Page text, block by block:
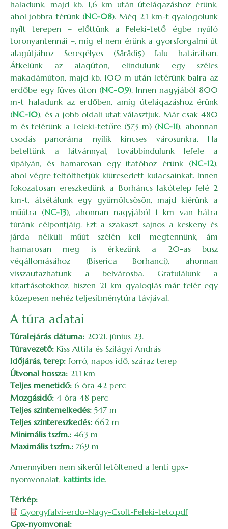
haladunk, majd kb. 1,6 km után útelágazáshoz érünk,
ahol jobbra térünk (NC-08). Még 2,1 km-t gyalogolunk
nyílt terepen – előttünk a Feleki-tető égbe nyúló
toronyantennái –, míg el nem érünk a gyorsforgalmi út
alagútjához Seregélyes (Sărădiș) falu határában.
Átkelünk az alagúton, elindulunk egy széles
makadámúton, majd kb. 100 m után letérünk balra az
erdőbe egy füves úton (NC-09). Innen nagyjából 800
m-t haladunk az erdőben, amíg útelágazáshoz érünk
(NC-10), és a jobb oldali utat választjuk. Már csak 480
m és felérünk a Feleki-tetőre (573 m) (NC-11), ahonnan
csodás panoráma nyílik kincses városunkra. Ha
beteltünk a látvánnyal, továbbindulunk lefele a
sípályán, és hamarosan egy itatóhoz érünk (NC-12),
ahol végre feltölthetjük kiüresedett kulacsainkat. Innen
fokozatosan ereszkedünk a Borháncs lakótelep felé 2
km-t, átsétálunk egy gyümölcsösön, majd kiérünk a
műútra (NC-13), ahonnan nagyjából 1 km van hátra
túránk célpontjáig. Ezt a szakaszt sajnos a keskeny és
járda nélküli műút szélén kell megtennünk, ám
hamarosan meg is érkezünk a 20-as busz
végállomásához (Biserica Borhanci), ahonnan
visszautazhatunk a belvárosba. Gratulálunk a
kitartásotokhoz, hiszen 21 km gyaloglás már felér egy
közepesen nehéz teljesítménytúra távjával.
A túra adatai
Túralejárás dátuma: 2021. június 23.
Túravezető: Kiss Attila és Szilágyi András
Időjárás, terep: forró, napos idő, száraz terep
Útvonal hossza: 21,1 km
Teljes menetidő: 6 óra 42 perc
Mozgásidő: 4 óra 48 perc
Teljes szintemelkedés: 547 m
Teljes szintereszkedés: 662 m
Minimális tszfm.: 463 m
Maximális tszfm.: 769 m
Amennyiben nem sikerül letöltened a lenti gpx-
nyomvonalat, kattints ide.
Térkép
Gyorgyfalvi-erdo-Nagy-Csolt-Feleki-teto.pdf
Gpx-nyomvonal